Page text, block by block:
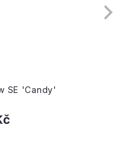
SE 'Candy'